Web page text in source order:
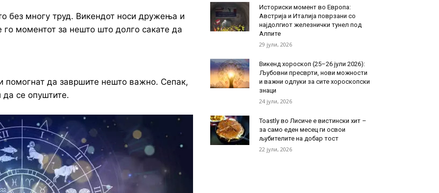
без многу труд. Викендот носи дружења и
го моментот за нешто што долго сакате да
помогнат да завршите нешто важно. Сепак,
да се опуштите.
Историски момент во Европа:
Австрија и Италија поврзани со
најдолгиот железнички тунел под
Алпите
29 јули, 2026
Викенд хороскоп (25–26 јули 2026):
Љубовни пресврти, нови можности
и важни одлуки за сите хороскопски
знаци
24 јули, 2026
Toastly во Лисиче е вистински хит –
за само еден месец ги освои
љубителите на добар тост
22 јули, 2026